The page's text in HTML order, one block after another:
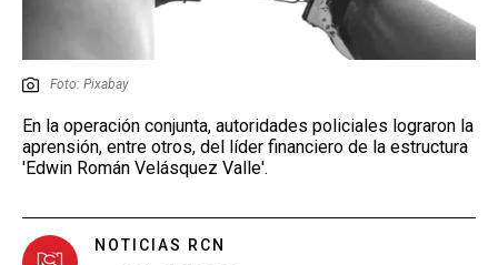
Foto: Pixabay
En la operación conjunta, autoridades policiales lograron la
aprensión, entre otros, del líder financiero de la estructura
'Edwin Román Velásquez Valle'.
NOTICIAS RCN